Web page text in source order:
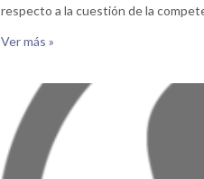
respecto a la cuestión de la
Ver más »